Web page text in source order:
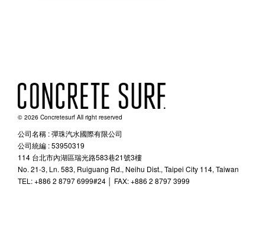
© 2026 Concretesurf All right reserved
公司名稱 : 彈珠汽水國際有限公司
公司統編 : 53950319
114 台北市內湖區瑞光路583巷21號3樓
No. 21-3, Ln. 583, Ruiguang Rd., Neihu Dist., Taipei City 114, Taiwan
TEL: +886 2 8797 6999#24 │ FAX: +886 2 8797 3999